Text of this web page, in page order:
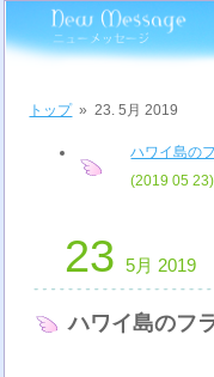
トップ»23. 5月 2019
ハワイ島の
(2019 05 23)
23 5月 2019
ハワイ島のフ